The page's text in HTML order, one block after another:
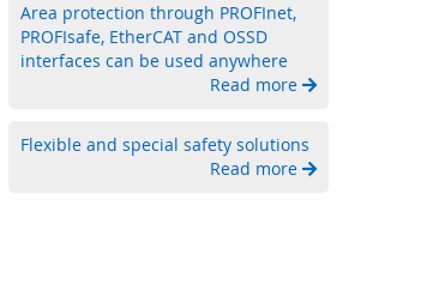
Area protection through PROFInet,
PROFIsafe, EtherCAT and OSSD
interfaces can be used anywhere
Read more
Flexible and special safety solutions
Read more